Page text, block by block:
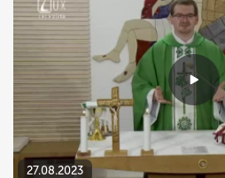
27.08.2023